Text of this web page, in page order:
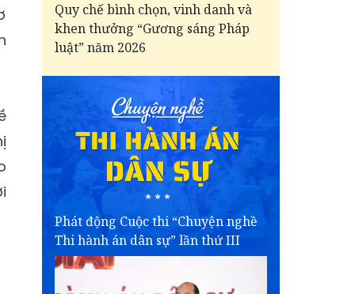
Quy chế bình chọn, vinh danh và
khen thưởng “Gương sáng Pháp
luật” năm 2026
Phát động Cuộc thi “Chuyện nghề
Thi hành án dân sự” lần thứ III